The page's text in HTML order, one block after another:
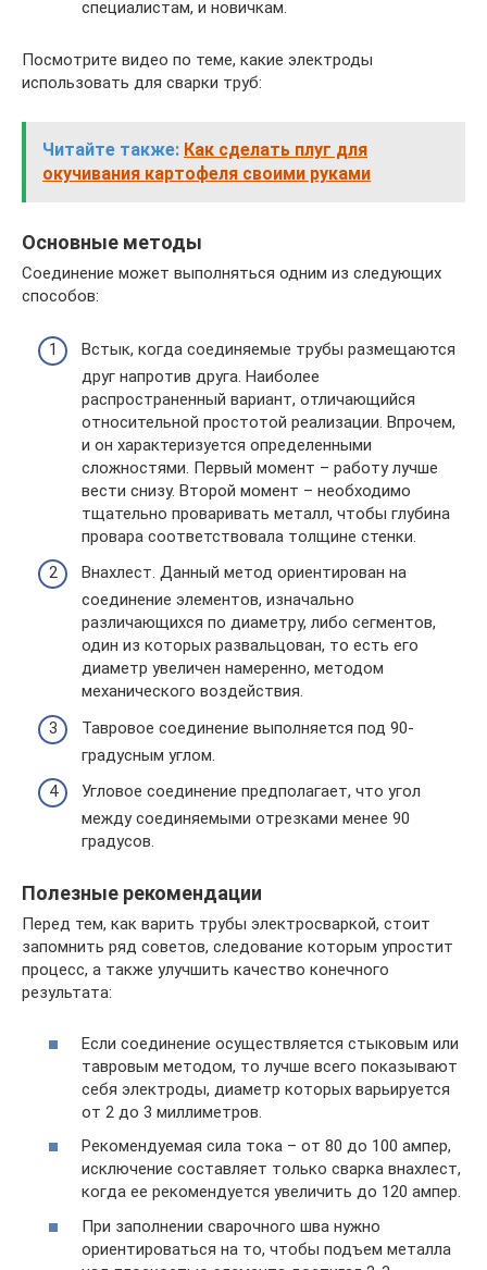
специалистам, и новичкам.
Посмотрите видео по теме, какие электроды
использовать для сварки труб:
Читайте также: Как сделать плуг для
окучивания картофеля своими руками
Основные методы
Соединение может выполняться одним из следующих
способов:
Встык, когда соединяемые трубы размещаются
друг напротив друга. Наиболее
распространенный вариант, отличающийся
относительной простотой реализации. Впрочем,
и он характеризуется определенными
сложностями. Первый момент – работу лучше
вести снизу. Второй момент – необходимо
тщательно проваривать металл, чтобы глубина
провара соответствовала толщине стенки.
Внахлест. Данный метод ориентирован на
соединение элементов, изначально
различающихся по диаметру, либо сегментов,
один из которых развальцован, то есть его
диаметр увеличен намеренно, методом
механического воздействия.
Тавровое соединение выполняется под 90-
градусным углом.
Угловое соединение предполагает, что угол
между соединяемыми отрезками менее 90
градусов.
Полезные рекомендации
Перед тем, как варить трубы электросваркой, стоит
запомнить ряд советов, следование которым упростит
процесс, а также улучшить качество конечного
результата:
Если соединение осуществляется стыковым или
тавровым методом, то лучше всего показывают
себя электроды, диаметр которых варьируется
от 2 до 3 миллиметров.
Рекомендуемая сила тока – от 80 до 100 ампер,
исключение составляет только сварка внахлест,
когда ее рекомендуется увеличить до 120 ампер.
При заполнении сварочного шва нужно
ориентироваться на то, чтобы подъем металла